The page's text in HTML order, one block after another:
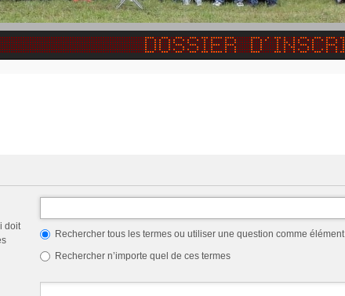
doit
Rechercher tous les termes ou utiliser une question comme élément
Rechercher n’importe quel de ces termes